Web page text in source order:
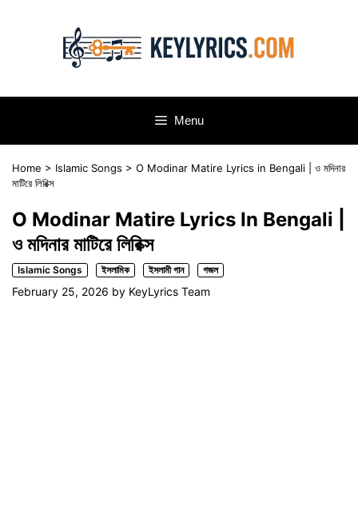
Menu
Home > Islamic Songs > O Modinar Matire Lyrics in Bengali | ও মদিনার
মাটিরে লিরিক্স
O Modinar Matire Lyrics In Bengali |
ও মদিনার মাটিরে লিরিক্স
Islamic Songs ইসলামিক ইসলামী গান গজল
February 25, 2026 by KeyLyrics Team